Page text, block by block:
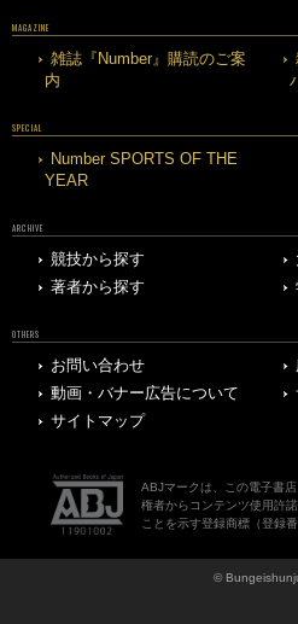
MAGAZINE
雑誌『Number』購読のご案
内
SPECIAL
Number SPORTS OF THE
YEAR
ARCHIVE
競技から探す
著者から探す
OTHERS
お問い合わせ
動画・バナー広告について
サイトマップ
ABJマークは、この電子書
権者からコンテンツ使用許
ことを示す登録商標（登録
©